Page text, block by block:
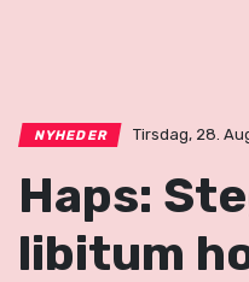
NYHEDER Tirsdag, 28.
Haps:
libitum